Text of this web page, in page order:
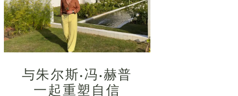
与朱尔斯·冯·赫普
一起重塑自信